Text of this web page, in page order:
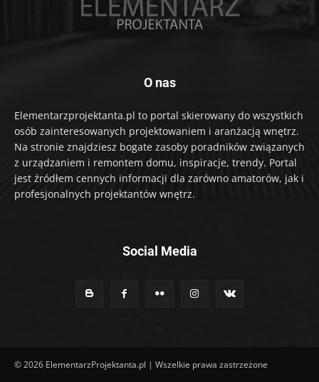
O nas
Elementarzprojektanta.pl to portal skierowany do wszystkich
osób zainteresowanych projektowaniem i aranżacją wnętrz.
Na stronie znajdziesz bogate zasoby poradników związanych
z urządzaniem i remontem domu, inspiracje, trendy. Portal
jest źródłem cennych informacji dla zarówno amatorów, jak i
profesjonalnych projektantów wnętrz.
Social Media
© 2026 ElementarzProjektanta.pl | Wszelkie prawa zastrzeżone